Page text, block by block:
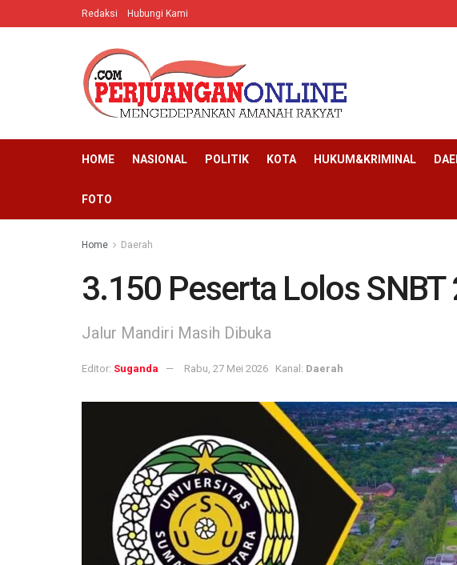
Redaksi Hubungi Kami
HOME NASIONAL POLITIK KOTA HUKUM&KRIMINAL
FOTO
Home Daerah
3.150 Peserta Lolos SNBT
Jalur Mandiri Masih Dibuka
Editor: Suganda Rabu, 27 Mei 2026 Kanal: Daerah